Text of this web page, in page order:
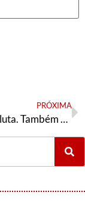
PRÓXIMA
Sempre na luta. Também em Brasília